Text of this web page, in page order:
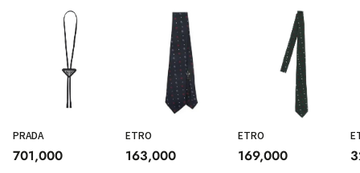
'Classic Scritto' jacquard satin tie.
PRADA
701,000
ETRO
163,000
ETRO
169,000